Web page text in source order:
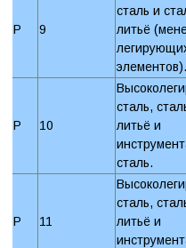
P 9
сталь и
литьё
элементов).
P 10
сталь,
литьё и
сталь.
P 11
сталь,
литьё и